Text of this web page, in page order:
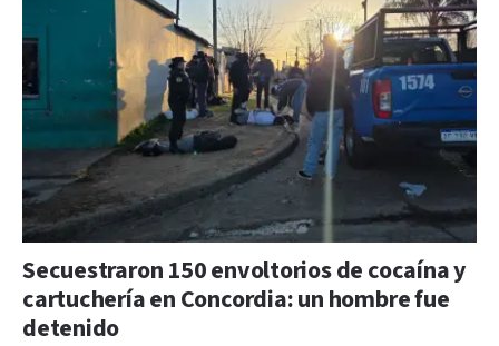
Secuestraron 150 envoltorios de cocaína y
cartuchería en Concordia: un hombre fue
detenido